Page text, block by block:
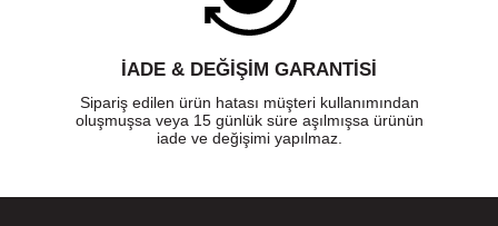
İADE & DEĞİŞİM GARANTİSİ
Sipariş edilen ürün hatası müşteri kullanımından
oluşmuşsa veya 15 günlük süre aşılmışsa ürünün
iade ve değişimi yapılmaz.